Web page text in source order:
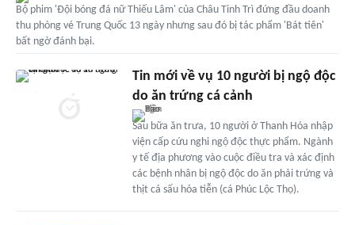
Bộ phim 'Đội bóng đá nữ Thiếu Lâm' của Châu Tinh Trì đứng đầu doanh
thu phòng vé Trung Quốc 13 ngày nhưng sau đó bị tác phẩm 'Bát tiên'
bất ngờ đánh bại.
Tin mới về vụ 10 người bị ngộ độc
do ăn trứng cá cảnh
Sau bữa ăn trưa, 10 người ở Thanh Hóa nhập
viện cấp cứu nghi ngộ độc thực phẩm. Ngành
y tế địa phương vào cuộc điều tra và xác định
các bệnh nhân bị ngộ độc do ăn phải trứng và
thịt cá sấu hỏa tiễn (cá Phúc Lộc Thọ).